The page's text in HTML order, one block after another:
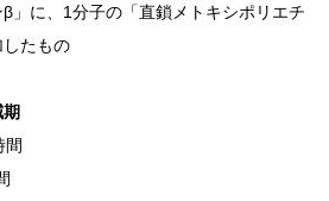
」に、1分子の「直鎖メトキシポリエチ
たもの
間